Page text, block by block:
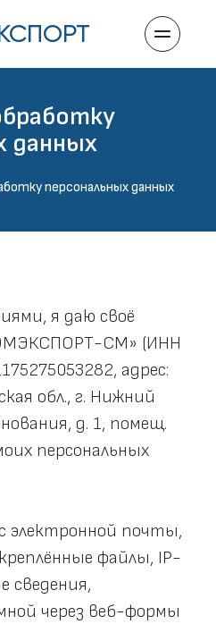
данных
персональных данных
я даю своё
СМ» (ИНН
адрес:
обл., г. Нижний
д. 1, помещ.
персональных
электронной почты,
файлы, IP-
сведения,
через веб-формы